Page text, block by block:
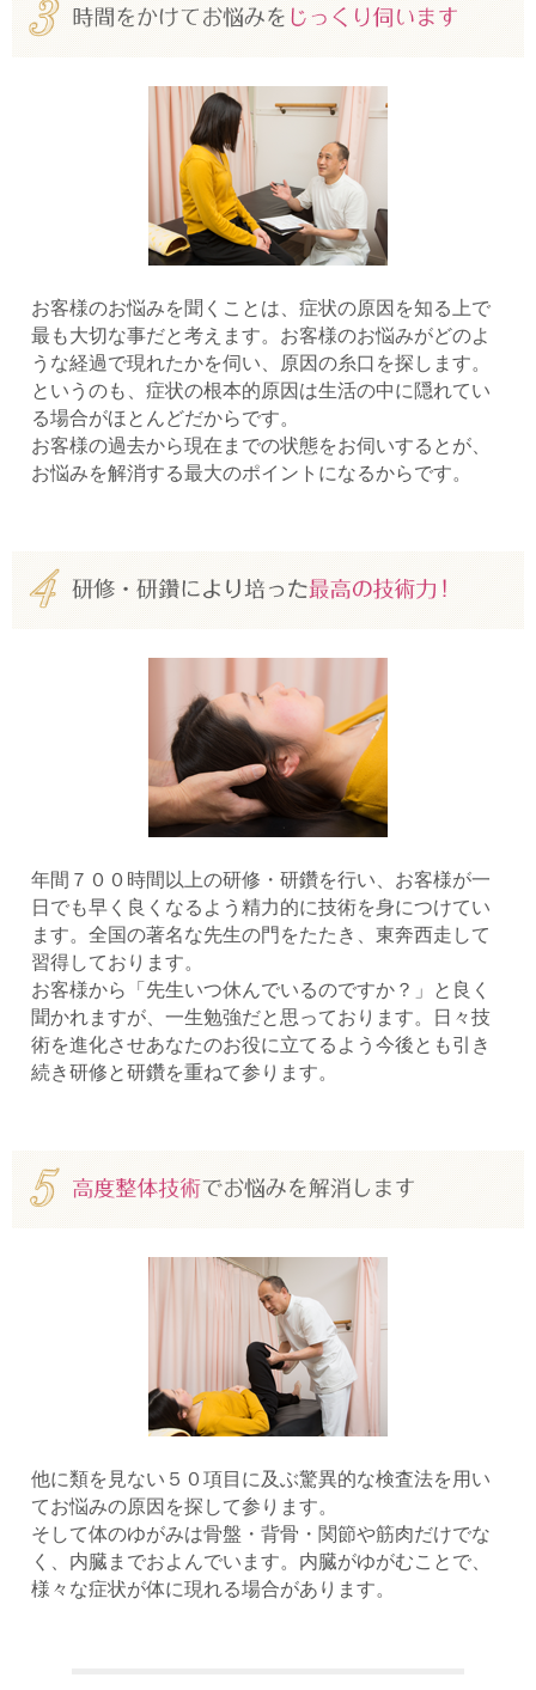
お客様のお悩みを聞くことは、症状の原因を知る上で
最も大切な事だと考えます。お客様のお悩みがどのよ
うな経過で現れたかを伺い、原因の糸口を探します。
というのも、症状の根本的原因は生活の中に隠れてい
る場合がほとんどだからです。
お客様の過去から現在までの状態をお伺いするとが、
お悩みを解消する最大のポイントになるからです。
年間７００時間以上の研修・研鑽を行い、お客様が一
日でも早く良くなるよう精力的に技術を身につけてい
ます。全国の著名な先生の門をたたき、東奔西走して
習得しております。
お客様から「先生いつ休んでいるのですか？」と良く
聞かれますが、一生勉強だと思っております。日々技
術を進化させあなたのお役に立てるよう今後とも引き
続き研修と研鑽を重ねて参ります。
他に類を見ない５０項目に及ぶ驚異的な検査法を用い
てお悩みの原因を探して参ります。
そして体のゆがみは骨盤・背骨・関節や筋肉だけでな
く、内臓までおよんでいます。内臓がゆがむことで、
様々な症状が体に現れる場合があります。